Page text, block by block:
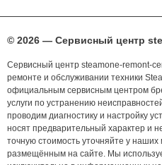
© 2026 — Сервисный центр
Сервисный центр steamone-remont-
ремонте и обслуживании техники
официальным сервисным центром
услуги по устранению
проводим диагностику и настройку
носят предварительный характер и
точную стоимость уточняйте у
размещённым на сайте. Мы